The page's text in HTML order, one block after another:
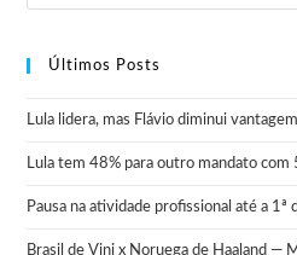
Últimos Posts
Lula lidera, mas Flávio diminui
Lula tem 48% para outro mandato com
Pausa na atividade profissional até a 1ª
Brasil de Vini x Noruega de Haaland —